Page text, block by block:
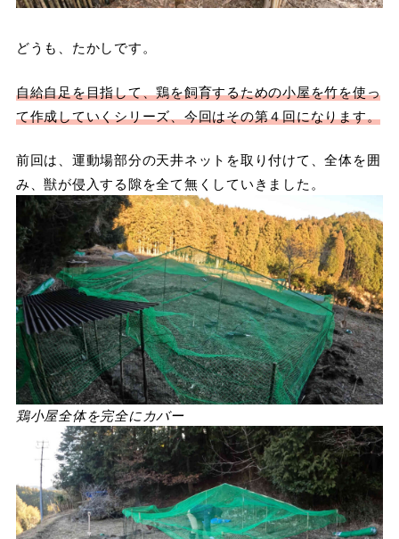
どうも、たかしです。
自給自足を目指して、鶏を飼育するための小屋を竹を使っ
て作成していくシリーズ、今回はその第４回になります。
前回は、運動場部分の天井ネットを取り付けて、全体を囲
み、獣が侵入する隙を全て無くしていきました。
鶏小屋全体を完全にカバー